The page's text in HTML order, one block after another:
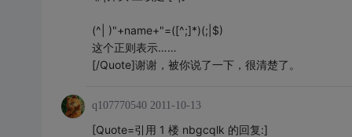
(^| )"+name+"=([^;]*)(;|$)
这个正则表示……
[/Quote]谢谢，被你说了一下，很清楚了。
q107770540 2011-10-13
[Quote=引用 1 楼 nbgcqlk 的回复:]